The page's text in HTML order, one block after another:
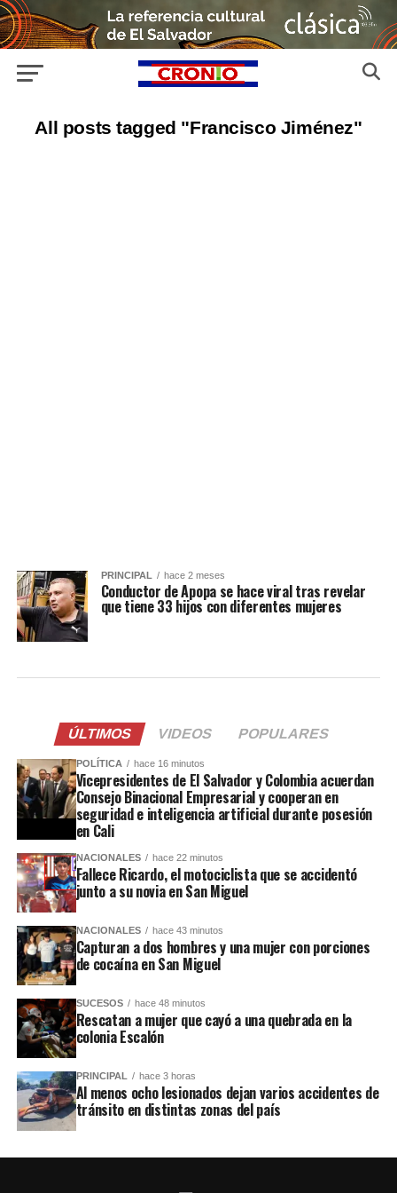
All posts tagged "Francisco Jiménez"
PRINCIPAL hace 2 meses
Conductor de Apopa se hace viral tras revelar
que tiene 33 hijos con diferentes mujeres
ÚLTIMOS VIDEOS POPULARES
POLÍTICA hace 16 minutos
Vicepresidentes de El Salvador y Colombia acuerdan
Consejo Binacional Empresarial y cooperan en
seguridad e inteligencia artificial durante posesión
en Cali
NACIONALES hace 22 minutos
Fallece Ricardo, el motociclista que se accidentó
junto a su novia en San Miguel
NACIONALES hace 43 minutos
Capturan a dos hombres y una mujer con porciones
de cocaína en San Miguel
SUCESOS hace 48 minutos
Rescatan a mujer que cayó a una quebrada en la
colonia Escalón
PRINCIPAL hace 3 horas
Al menos ocho lesionados dejan varios accidentes de
tránsito en distintas zonas del país